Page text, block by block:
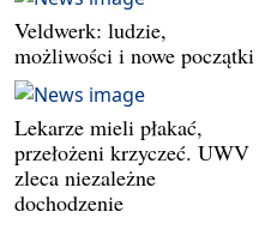
Veldwerk: ludzie,
możliwości i nowe początki
Lekarze mieli płakać,
przełożeni krzyczeć. UWV
zleca niezależne
dochodzenie